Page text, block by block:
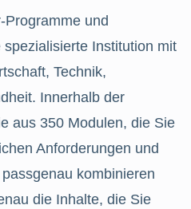
und
Institution mit
Technik,
Innerhalb der
aus 350 Modulen, die Sie
Anforderungen und
kombinieren
die Inhalte, die Sie